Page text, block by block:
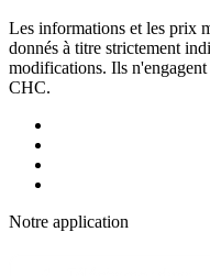
Les informations et les prix
donnés à titre strictement
modifications. Ils
CHC.
Notre application